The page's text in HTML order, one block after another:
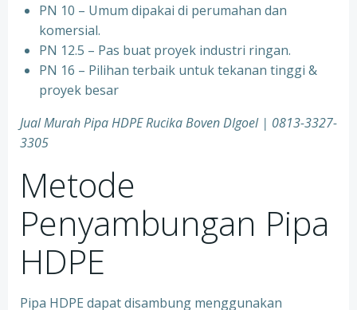
PN 10 – Umum dipakai di perumahan dan
komersial.
PN 12.5 – Pas buat proyek industri ringan.
PN 16 – Pilihan terbaik untuk tekanan tinggi &
proyek besar
Jual Murah Pipa HDPE Rucika Boven DIgoel | 0813-3327-
3305
Metode
Penyambungan Pipa
HDPE
Pipa HDPE dapat disambung menggunakan